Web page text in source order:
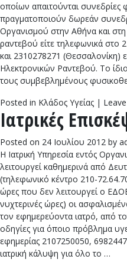
οποίων απαιτούνται
πραγματοποιούν δωρεάν
Οργανισμού στην Αθήνα και
ραντεβού είτε τηλεφωνικά στο
και 2310278271 (Θεσσαλονίκη)
Ηλεκτρονικών Ραντεβού. Το ίδιο
τους συμβεβλημένους
Posted in Κλάδος Υγείας |
Ιατρικές
Posted on 24 Ιουλίου 2012 by
Η Ιατρική Υπηρεσία εντός
λειτουργεί καθημερινά από
(τηλεφωνικό κέντρο 210-
ώρες που δεν λειτουργεί ο
νυχτερινές ώρες) οι
τον εφημερεύοντα ιατρό, από
οδηγίες για όποιο πρόβλημα
εφημερίας 2107250050,
ιατρική κάλυψη για όλο το …